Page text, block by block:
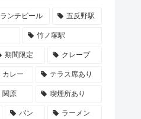
ランチビール 五反野駅
竹ノ塚駅
期間限定 クレープ
カレー テラス席あり
関原 喫煙所あり
パン ラーメン